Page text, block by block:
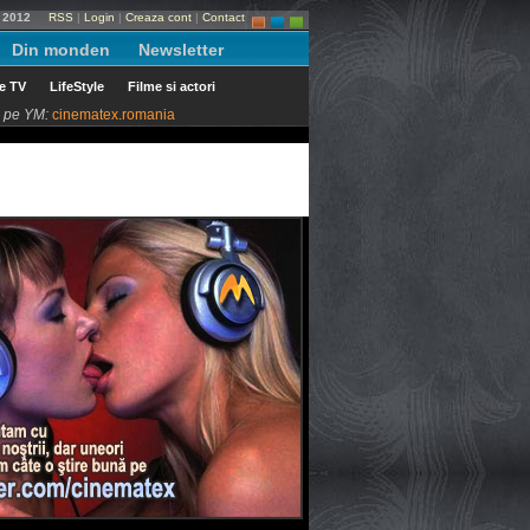
RSS | Login | Creaza cont | Contact
Din monden Newsletter
TV LifeStyle Filme si actori
YM: cinematex.romania